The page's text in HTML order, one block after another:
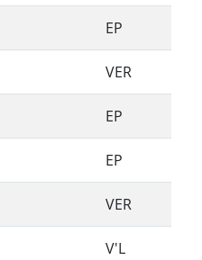
EP
VER
EP
EP
VER
V'L